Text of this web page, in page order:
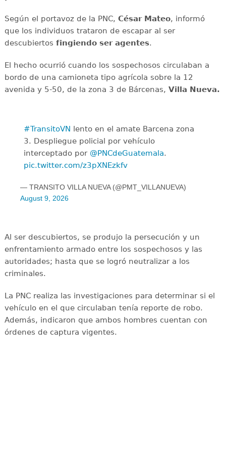
Según el portavoz de la PNC, César Mateo, informó
que los individuos trataron de escapar al ser
descubiertos fingiendo ser agentes.
El hecho ocurrió cuando los sospechosos circulaban a
bordo de una camioneta tipo agrícola sobre la 12
avenida y 5-50, de la zona 3 de Bárcenas, Villa Nueva.
#TransitoVN lento en el amate Barcena zona
3. Despliegue policial por vehículo
interceptado por @PNCdeGuatemala.
pic.twitter.com/z3pXNEzkfv
— TRANSITO VILLA NUEVA (@PMT_VILLANUEVA)
August 9, 2026
Al ser descubiertos, se produjo la persecución y un
enfrentamiento armado entre los sospechosos y las
autoridades; hasta que se logró neutralizar a los
criminales.
La PNC realiza las investigaciones para determinar si el
vehículo en el que circulaban tenía reporte de robo.
Además, indicaron que ambos hombres cuentan con
órdenes de captura vigentes.